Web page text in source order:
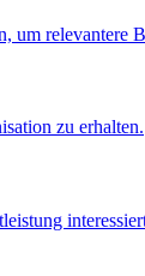
um relevantere
zu erhalten.